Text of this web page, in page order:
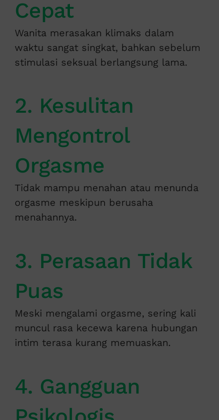
Cepat
Wanita merasakan klimaks dalam
waktu sangat singkat, bahkan sebelum
stimulasi seksual berlangsung lama.
2. Kesulitan
Mengontrol
Orgasme
Tidak mampu menahan atau menunda
orgasme meskipun berusaha
menahannya.
3. Perasaan Tidak
Puas
Meski mengalami orgasme, sering kali
muncul rasa kecewa karena hubungan
intim terasa kurang memuaskan.
4. Gangguan